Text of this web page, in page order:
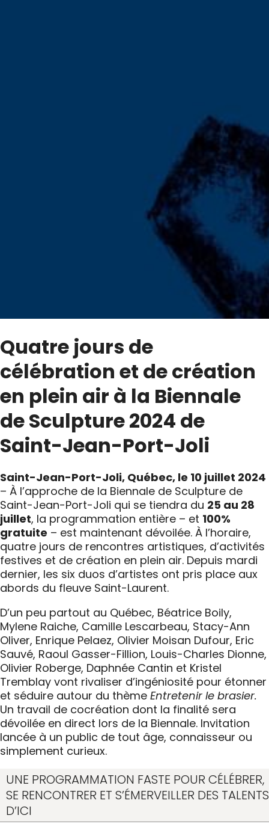
Quatre jours de
célébration et de création
en plein air à la Biennale
de Sculpture 2024 de
Saint-Jean-Port-Joli
Saint-Jean-Port-Joli, Québec, le 10 juillet 2024
– À l’approche de la Biennale de Sculpture de
Saint-Jean-Port-Joli qui se tiendra du 25 au 28
juillet, la programmation entière – et 100%
gratuite – est maintenant dévoilée. À l’horaire,
quatre jours de rencontres artistiques, d’activités
festives et de création en plein air. Depuis mardi
dernier, les six duos d’artistes ont pris place aux
abords du fleuve Saint-Laurent.
D’un peu partout au Québec, Béatrice Boily,
Mylene Raiche, Camille Lescarbeau, Stacy-Ann
Oliver, Enrique Pelaez, Olivier Moisan Dufour, Eric
Sauvé, Raoul Gasser-Fillion, Louis-Charles Dionne,
Olivier Roberge, Daphnée Cantin et Kristel
Tremblay vont rivaliser d’ingéniosité pour étonner
et séduire autour du thème Entretenir le brasier.
Un travail de cocréation dont la finalité sera
dévoilée en direct lors de la Biennale. Invitation
lancée à un public de tout âge, connaisseur ou
simplement curieux.
UNE PROGRAMMATION FASTE POUR CÉLÉBRER,
SE RENCONTRER ET S’ÉMERVEILLER DES TALENTS
D’ICI